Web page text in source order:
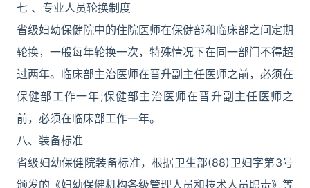
七 、专业人员轮换制度
省级妇幼保健院中的住院医师在保健部和临床部之间定期
轮换，一般每年轮换一次，特殊情况下在同一部门不得超
过两年。临床部主治医师在晋升副主任医师之前，必须在
保健部工作一年;保健部主治医师在晋升副主任医师之
前，必须在临床部工作一年。
八、装备标准
省级妇幼保健院装备标准，根据卫生部(88)卫妇字第3号
颁发的《妇幼保健机构各级管理人员和技术人员职责》等